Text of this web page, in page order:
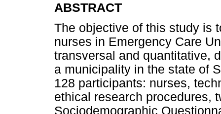
ABSTRACT
The objective of this study is
nurses in Emergency Care
transversal and quantitative,
a municipality in the state of
128 participants: nurses,
ethical research procedures,
Sociodemographic